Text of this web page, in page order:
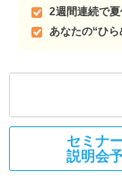
2週間連続で
あなたの“ひら
セミナ
説明会